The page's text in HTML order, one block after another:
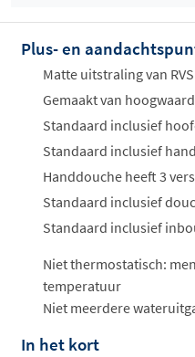
Offertes
ophalen...
Plus- en
Matte uitstraling van RVS
Gemaakt van
Standaard inclusief
Standaard inclusief
Handdouche heeft 3
Standaard inclusief
Standaard inclusief
Niet thermostatisch:
temperatuur
Niet meerdere
In het kort